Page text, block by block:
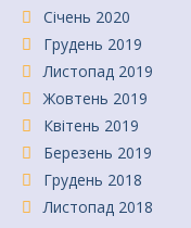
Січень 2020
Грудень 2019
Листопад 2019
Жовтень 2019
Квітень 2019
Березень 2019
Грудень 2018
Листопад 2018